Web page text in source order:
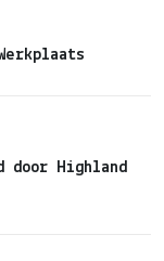
door Highland